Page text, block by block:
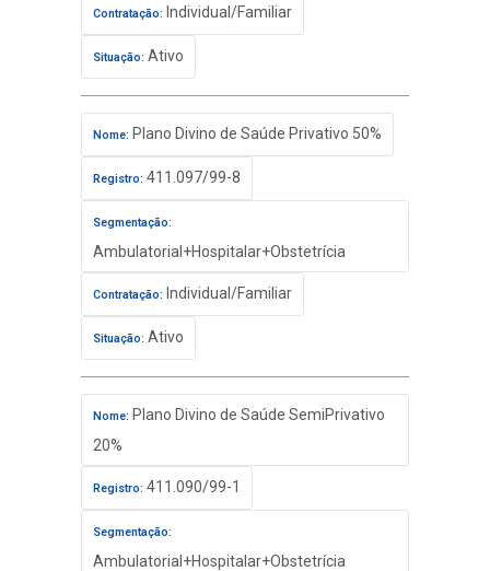
Contratação: Individual/Familiar
Situação: Ativo
Nome: Plano Divino de Saúde Privativo 50%
Registro: 411.097/99-8
Segmentação:
Ambulatorial+Hospitalar+Obstetrícia
Contratação: Individual/Familiar
Situação: Ativo
Nome: Plano Divino de Saúde SemiPrivativo
20%
Registro: 411.090/99-1
Segmentação:
Ambulatorial+Hospitalar+Obstetrícia